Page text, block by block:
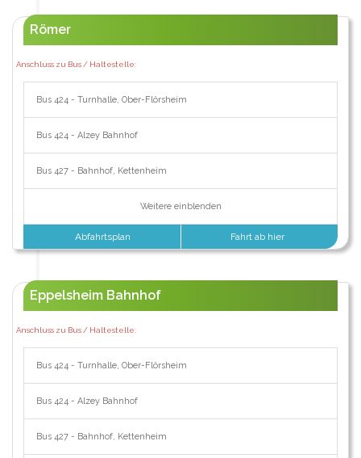
Römer
Anschluss zu Bus / Haltestelle:
Bus 424 - Turnhalle, Ober-Flörsheim
Bus 424 - Alzey Bahnhof
Bus 427 - Bahnhof, Kettenheim
Weitere einblenden
Abfahrtsplan Fahrt ab hier
Eppelsheim Bahnhof
Anschluss zu Bus / Haltestelle:
Bus 424 - Turnhalle, Ober-Flörsheim
Bus 424 - Alzey Bahnhof
Bus 427 - Bahnhof, Kettenheim